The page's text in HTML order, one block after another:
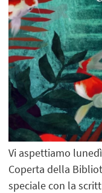
Vi aspettiamo
Coperta della
speciale con la